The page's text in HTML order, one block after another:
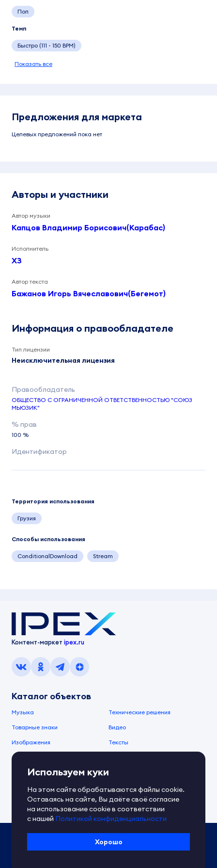
Поп
Темп
Быстро (111 - 150 BPM)
Показать все
Предложения для маркета
Целевых предложений пока нет
Авторы и участники
Автор музыки
Капцов Владимир Борисович(Карабас)
Исполнитель
ХЗ
Автор текста
Бажанов Игорь Вячеславович(Бегемот)
Информация о правообладателе
Тип лицензии
Неисключительная лицензия
ОБЩЕСТВО С ОГРАНИЧЕННОЙ ОТВЕТСТВЕННОСТЬЮ "СОЮЗ
МЬЮЗИК"
100 %
Территория использования
Грузия
Способы использования
ConditionalDownload Stream
Контент-маркет ipex.ru
Каталог объектов
Музыка Технические решения
Товарные знаки Видео
Изображения Тексты
О компании
О сервисе
Документы IPEX Справочный центр
Контакты Обратная связь
Политика IPEX по обработке ПД
Условия использования платформы
Используем куки
На этом сайте обрабатываются файлы cookie.
Оставаясь на сайте, Вы даёте своё согласие
на использование cookie в соответствии
с нашей Политикой конфиденциальности
Хорошо